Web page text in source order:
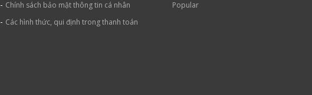
- Chính sách bảo mật thông tin cá nhân
- Các hình thức, qui định trong thanh toán
Popular